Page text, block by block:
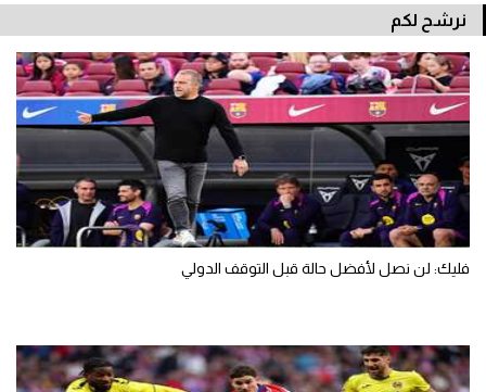
نرشح لكم
فليك: لن نصل لأفضل حالة قبل التوقف الدولي